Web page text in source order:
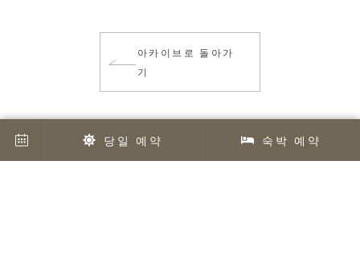
당일 예약 숙박 예약
아카이브로 돌아가
기